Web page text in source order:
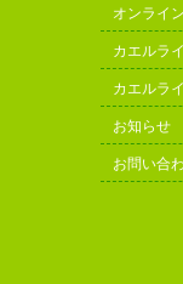
オンライ
カエルラ
カエルラ
お知らせ
お問い合